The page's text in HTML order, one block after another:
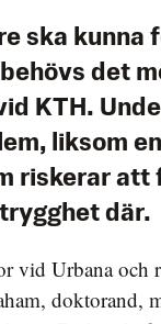
ska kunna
det
KTH.
liksom
riskerar
där.
vid Urbana och
doktorand,